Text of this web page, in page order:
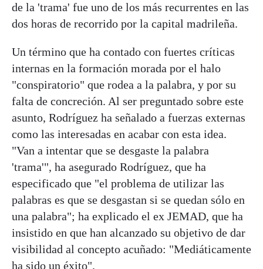
de la 'trama' fue uno de los más recurrentes en las
dos horas de recorrido por la capital madrileña.
Un término que ha contado con fuertes críticas
internas en la formación morada por el halo
"conspiratorio" que rodea a la palabra, y por su
falta de concreción. Al ser preguntado sobre este
asunto, Rodríguez ha señalado a fuerzas externas
como las interesadas en acabar con esta idea.
"Van a intentar que se desgaste la palabra
'trama'", ha asegurado Rodríguez, que ha
especificado que "el problema de utilizar las
palabras es que se desgastan si se quedan sólo en
una palabra"; ha explicado el ex JEMAD, que ha
insistido en que han alcanzado su objetivo de dar
visibilidad al concepto acuñado: "Mediáticamente
ha sido un éxito".